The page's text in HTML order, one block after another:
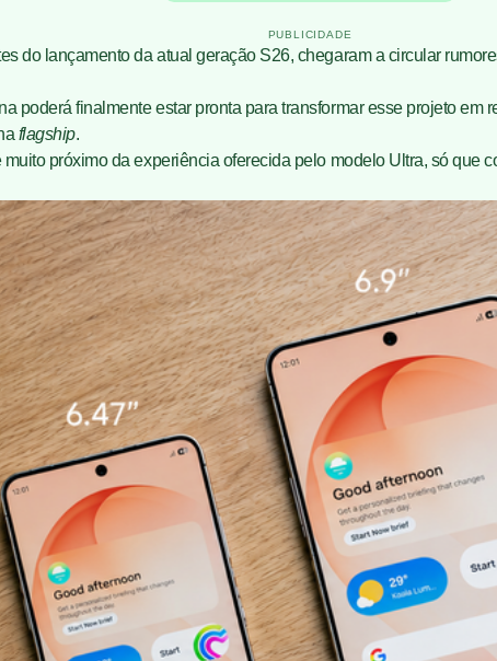
PUBLICIDADE
do lançamento da atual geração S26, chegaram a circular
poderá finalmente estar pronta para transformar esse projeto em
flagship.
próximo da experiência oferecida pelo modelo Ultra, só que